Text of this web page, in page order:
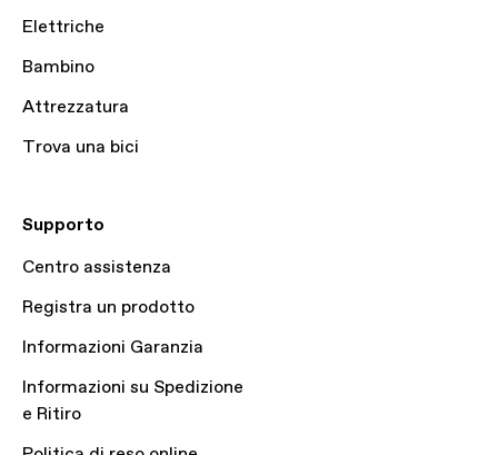
Elettriche
Bambino
Attrezzatura
Trova una bici
Supporto
Centro assistenza
Registra un prodotto
Informazioni Garanzia
Informazioni su Spedizione
e Ritiro